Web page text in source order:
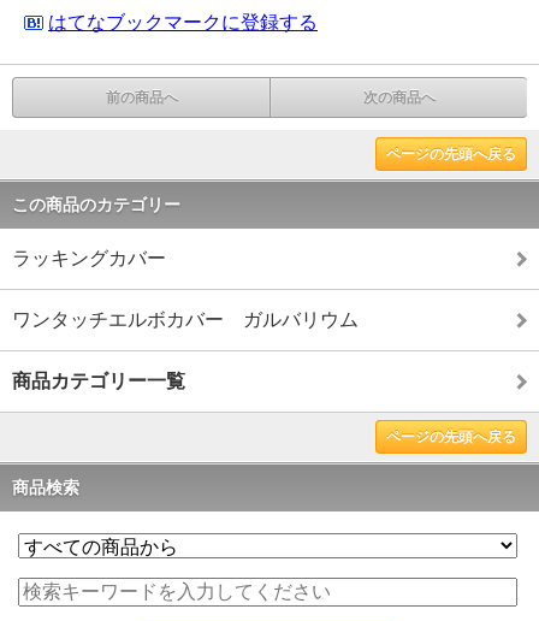
はてなブックマークに登録する
前の商品へ 次の商品へ
ページの先頭へ戻る
この商品のカテゴリー
ラッキングカバー
ワンタッチエルボカバー ガルバリウム
商品カテゴリー一覧
ページの先頭へ戻る
商品検索